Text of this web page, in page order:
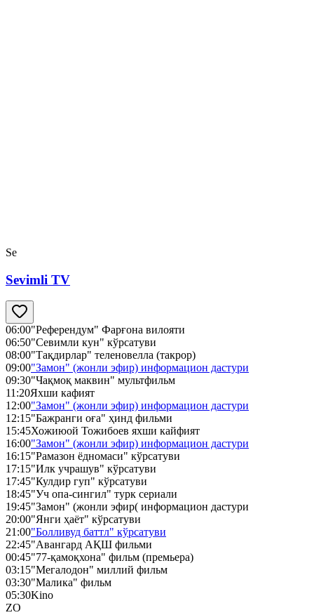
Se
Sevimli TV
06:00"Референдум" Фарғона вилояти
06:50"Севимли кун" кўрсатуви
08:00"Тақдирлар" теленовелла (такрор)
09:00"Замон" (жонли эфир) информацион дастури
09:30"Чақмоқ маквин" мультфильм
11:20Яхши кафият
12:00"Замон" (жонли эфир) информацион дастури
12:15"Бажранги оға" ҳинд фильми
15:45Хожиюой Тожибоев яхши кайфият
16:00"Замон" (жонли эфир) информацион дастури
16:15"Рамазон ёдномаси" кўрсатуви
17:15"Илк учрашув" кўрсатуви
17:45"Кулдир гуп" кўрсатуви
18:45"Уч опа-сингил" турк сериали
19:45"Замон" (жонли эфир( информацион дастури
20:00"Янги ҳаёт" кўрсатуви
21:00"Болливуд баттл" кўрсатуви
22:45"Авангард АҚШ фильми
00:45"77-қамоқхона" фильм (премьера)
03:15"Мегалодон" миллий фильм
03:30"Малика" фильм
05:30Kino
ZO